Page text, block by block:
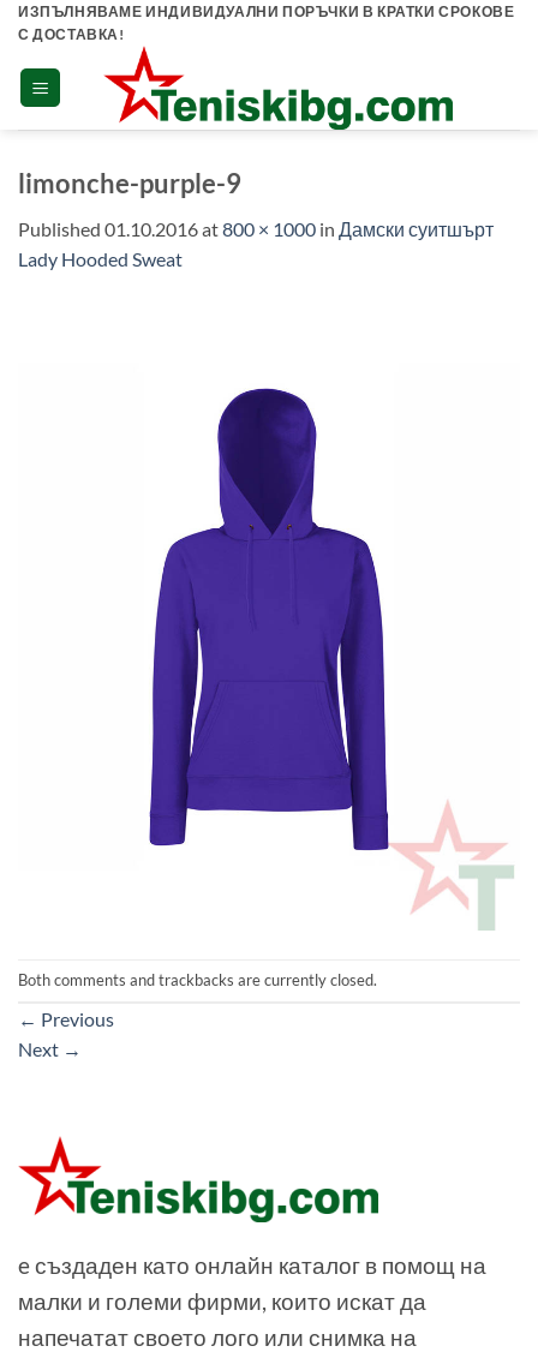
Skip
content
ИЗПЪЛНЯВАМЕ ИНДИВИДУАЛНИ ПОРЪЧКИ В КРАТКИ СРОКОВЕ
С ДОСТАВКА!
limonche-purple-9
Published 01.10.2016at800 × 1000 in Дамски суитшърт
Lady Hooded Sweat
Both comments and trackbacks are currently closed.
← Previous
Next →
e създаден като онлайн каталог в помощ на
малки и големи фирми, които искат да
напечатат своето лого или снимка на